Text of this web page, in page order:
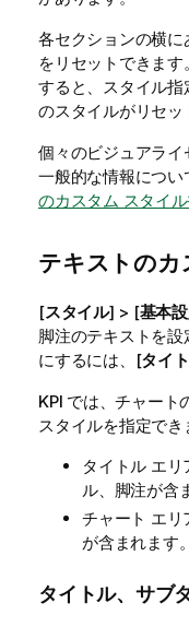
各セクションの横に
をリセットできます。
すると、スタイル
のスタイルがリセッ
個々のビジュアラ
一般的な情報につい
のカスタム スタイ
テキストのカ
[スタイル] > [基本
脚注のテキストを
にするには、[タイ
KPI では、チャート
スタイルを指定でき
タイトル エ
ル、脚注が含
チャート エリ
が含まれます。
タイトル、サブ